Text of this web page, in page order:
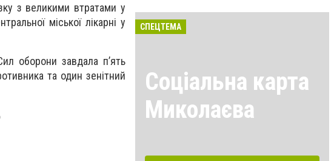
з великими втратами у
міської лікарні у
оборони завдала пʼять
та один зенітний
СПЕЦТЕМА
Соціальна карта
Миколаєва